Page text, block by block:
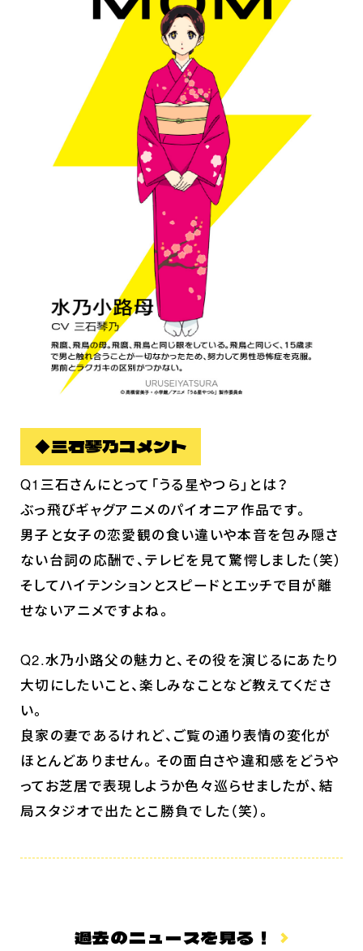
◆三石琴乃コメント
Q1三石さんにとって「うる星やつら」とは？
ぶっ飛びギャグアニメのパイオニア作品です。
男子と女子の恋愛観の食い違いや本音を包み隠さ
ない台詞の応酬で、テレビを見て驚愕しました（笑）
そしてハイテンションとスピードとエッチで目が離
せないアニメですよね。
Q2.水乃小路父の魅力と、その役を演じるにあたり
大切にしたいこと、楽しみなことなど教えてくださ
い。
良家の妻であるけれど、ご覧の通り表情の変化が
ほとんどありません。その面白さや違和感をどうや
ってお芝居で表現しようか色々巡らせましたが、結
局スタジオで出たとこ勝負でした（笑）。
過去のニュースを見る！